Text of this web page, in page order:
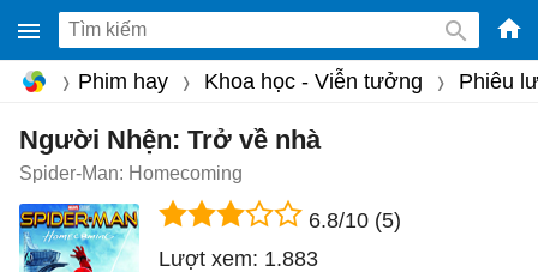
-
Phim hay Khoa học - Viễn tưởng Phiêu
Người Nhện: Trở về nhà
Spider-Man: Homecoming
6.8/10 (5)
Lượt xem: 1.883